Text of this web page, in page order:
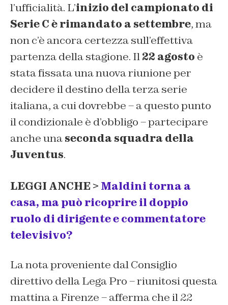
l’ufficialità. L’inizio del campionato di
Serie C è rimandato a settembre, ma
non c’è ancora certezza sull’effettiva
partenza della stagione. Il22 agosto è
stata fissata una nuova riunione per
decidere il destino della terza serie
italiana, a cui dovrebbe – a questo punto
il condizionale è d’obbligo – partecipare
anche unaseconda squadra della
Juventus.
LEGGI ANCHE > Maldini torna a
casa, ma può ricoprire il doppio
ruolo di dirigente e commentatore
televisivo?
La nota proveniente dal Consiglio
direttivo della Lega Pro – riunitosi questa
mattina a Firenze – afferma che il 22